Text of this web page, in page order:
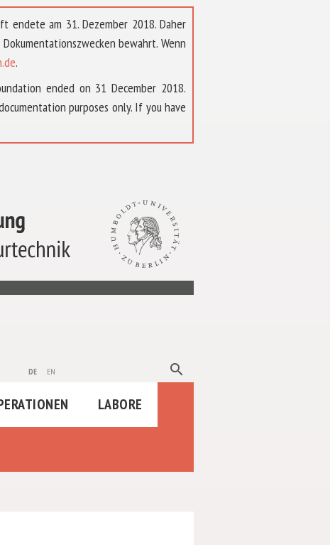
endete am 31. Dezember 2018. Daher
bewahrt. Wenn
.
ended on 31 December 2018.
purposes only. If you have
de en search
LABORE